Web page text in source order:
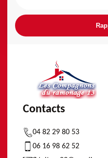
Contacts
04 82 29 80 53
06 16 98 62 52